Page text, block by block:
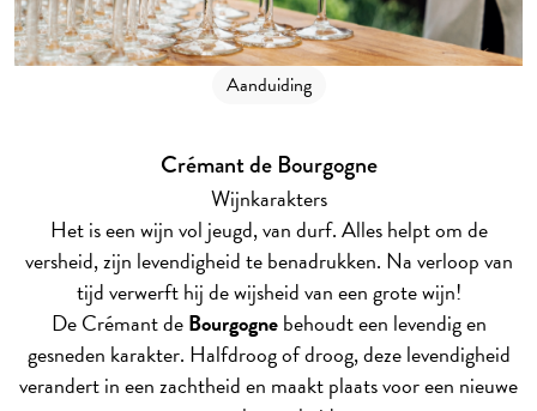
Aanduiding
Crémant de Bourgogne
Wijnkarakters
Het is een wijn vol jeugd, van durf. Alles helpt om de
versheid, zijn levendigheid te benadrukken. Na verloop van
tijd verwerft hij de wijsheid van een grote wijn!
De Crémant deBourgognebehoudt een levendig en
gesneden karakter. Halfdroog of droog, deze levendigheid
verandert in een zachtheid en maakt plaats voor een nieuwe